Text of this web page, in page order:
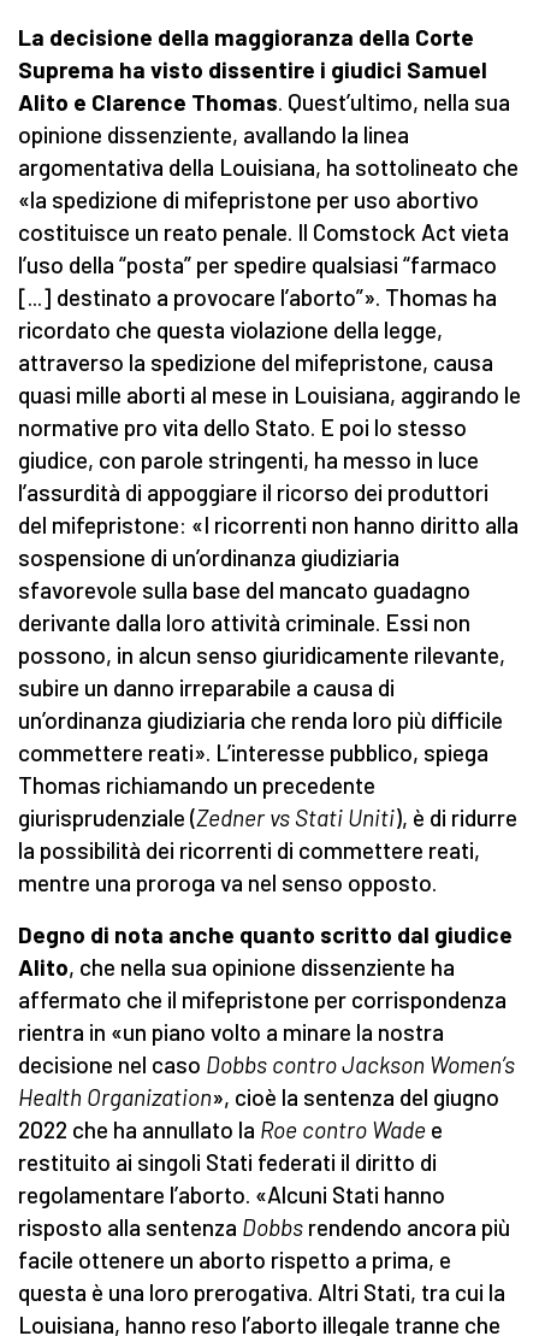
La decisione della maggioranza della Corte
Suprema ha visto dissentire i giudici Samuel
Alito e Clarence Thomas. Quest’ultimo, nella sua
opinione dissenziente, avallando la linea
argomentativa della Louisiana, ha sottolineato che
«la spedizione di mifepristone per uso abortivo
costituisce un reato penale. Il Comstock Act vieta
l’uso della “posta” per spedire qualsiasi “farmaco
[...] destinato a provocare l’aborto”». Thomas ha
ricordato che questa violazione della legge,
attraverso la spedizione del mifepristone, causa
quasi mille aborti al mese in Louisiana, aggirando le
normative pro vita dello Stato. E poi lo stesso
giudice, con parole stringenti, ha messo in luce
l’assurdità di appoggiare il ricorso dei produttori
del mifepristone: «I ricorrenti non hanno diritto alla
sospensione di un’ordinanza giudiziaria
sfavorevole sulla base del mancato guadagno
derivante dalla loro attività criminale. Essi non
possono, in alcun senso giuridicamente rilevante,
subire un danno irreparabile a causa di
un’ordinanza giudiziaria che renda loro più difficile
commettere reati». L’interesse pubblico, spiega
Thomas richiamando un precedente
giurisprudenziale (Zedner vs Stati Uniti), è di ridurre
la possibilità dei ricorrenti di commettere reati,
mentre una proroga va nel senso opposto.
Degno di nota anche quanto scritto dal giudice
Alito, che nella sua opinione dissenziente ha
affermato che il mifepristone per corrispondenza
rientra in «un piano volto a minare la nostra
decisione nel caso Dobbs contro Jackson Women’s
Health Organization», cioè la sentenza del giugno
2022 che ha annullato la Roe contro Wade e
restituito ai singoli Stati federati il diritto di
regolamentare l’aborto. «Alcuni Stati hanno
risposto alla sentenza Dobbs rendendo ancora più
facile ottenere un aborto rispetto a prima, e
questa è una loro prerogativa. Altri Stati, tra cui la
Louisiana, hanno reso l’aborto illegale tranne che